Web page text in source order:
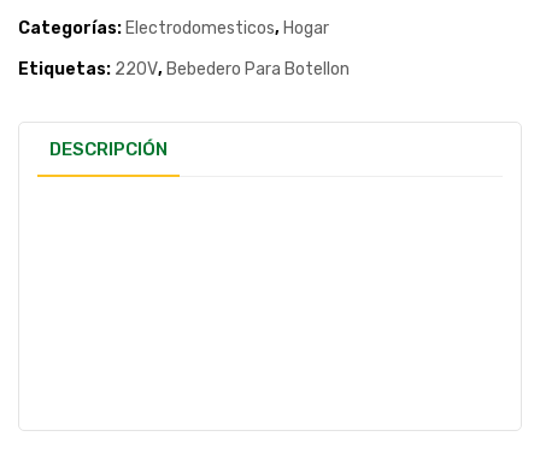
Categorías: Electrodomesticos, Hogar
Etiquetas: 220V, Bebedero Para Botellon
DESCRIPCIÓN